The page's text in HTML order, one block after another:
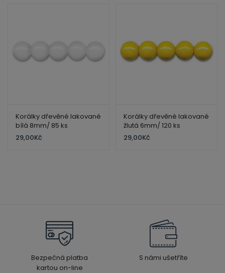
Korálky dřevěné lakované
bílá 8mm/ 85 ks
29,00Kč
Korálky dřevěné lakované
žlutá 6mm/ 120 ks
29,00Kč
Bezpečná platba
kartou on-line
S námi ušetříte